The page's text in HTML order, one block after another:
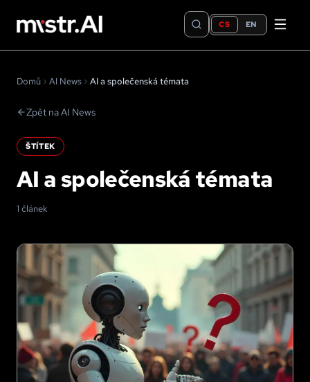
CS EN
Domů AI News AI a společenská témata
Zpět na AI News
ŠTÍTEK
AI a společenská témata
1 článek